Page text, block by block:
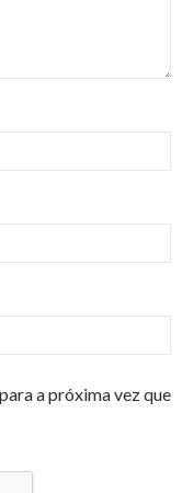
a próxima vez que